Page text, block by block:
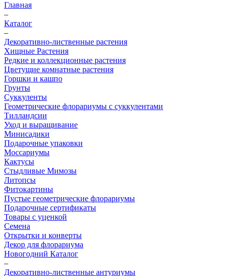
Главная
–
Каталог
–
Декоративно-лиственные растения
Хищные Растения
Редкие и коллекционные растения
Цветущие комнатные растения
Горшки и кашпо
Грунты
Суккуленты
Геометрические флорариумы с суккулентами
Тилландсии
Уход и выращивание
Минисадики
Подарочные упаковки
Моссариумы
Кактусы
Стыдливые Мимозы
Литопсы
Фитокартины
Пустые геометрические флорариумы
Подарочные сертификаты
Товары с уценкой
Семена
Открытки и конверты
Декор для флорариума
Новогодний Каталог
–
Декоративно-лиственные антуриумы